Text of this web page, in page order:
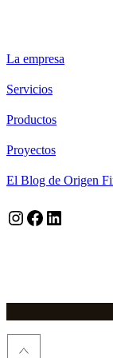
La empresa
Servicios
Productos
Proyectos
El Blog de Origen
Instagram
Facebook
LinkedIn